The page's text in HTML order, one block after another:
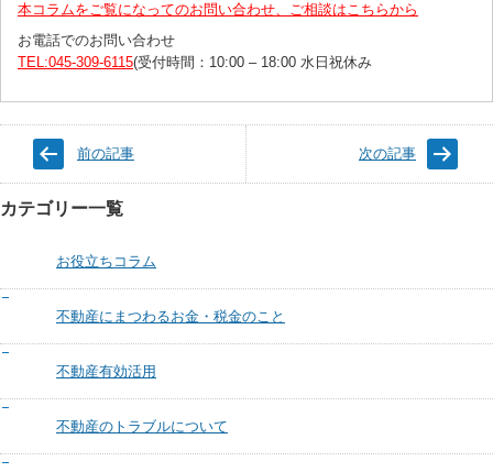
本コラムをご覧になってのお問い合わせ、ご相談はこちらから
お電話でのお問い合わせ
TEL:045-309-6115(受付時間：10:00 – 18:00 水日祝休み
前の記事 次の記事
カテゴリー一覧
お役立ちコラム
不動産にまつわるお金・税金のこと
不動産有効活用
不動産のトラブルについて